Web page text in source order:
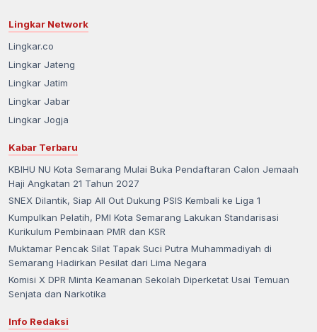
Lingkar Network
Lingkar.co
Lingkar Jateng
Lingkar Jatim
Lingkar Jabar
Lingkar Jogja
Kabar Terbaru
KBIHU NU Kota Semarang Mulai Buka Pendaftaran Calon Jemaah
Haji Angkatan 21 Tahun 2027
SNEX Dilantik, Siap All Out Dukung PSIS Kembali ke Liga 1
Kumpulkan Pelatih, PMI Kota Semarang Lakukan Standarisasi
Kurikulum Pembinaan PMR dan KSR
Muktamar Pencak Silat Tapak Suci Putra Muhammadiyah di
Semarang Hadirkan Pesilat dari Lima Negara
Komisi X DPR Minta Keamanan Sekolah Diperketat Usai Temuan
Senjata dan Narkotika
Info Redaksi